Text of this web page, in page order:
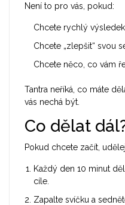
Není to pro vás, pokud:
Chcete rychlý výsledek
Chcete „zlepšit“ svou
Chcete něco, co vám
Tantra neříká, co máte
vás nechá být.
Co dělat
Pokud chcete začít,
Každý den 10 minut
cíle.
Zapalte svíčku a